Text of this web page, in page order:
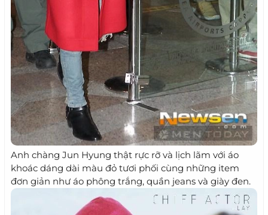
Anh chàng Jun Hyung thật rực rỡ và lịch lãm với áo
khoác dáng dài màu đỏ tươi phối cùng những item
đơn giản như áo phông trắng, quần jeans và giày đen.